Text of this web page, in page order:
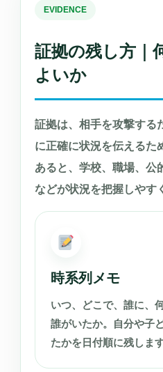
EVIDENCE
証拠の残し方｜
よいか
証拠は、相手を攻撃する
に正確に状況を伝えるた
あると、学校、職場、公
などが状況を把握しやす
時系列メモ
いつ、どこで、誰に、
誰がいたか。自分や子
たかを日付順に残します